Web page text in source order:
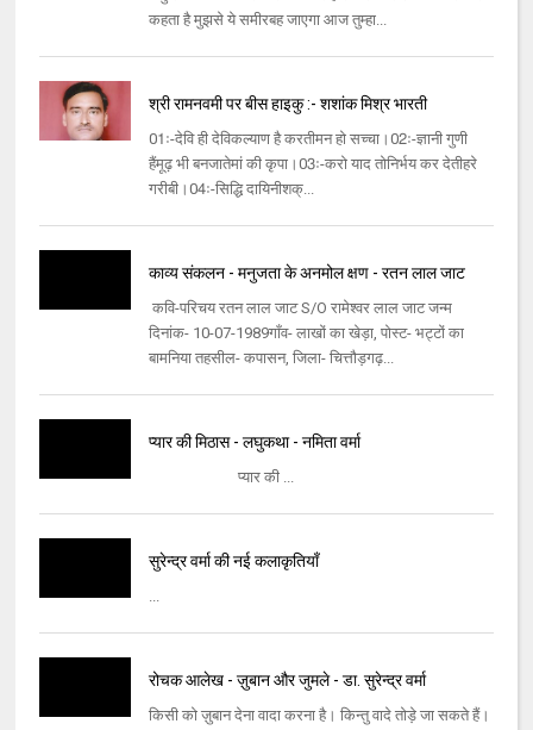
कहता है मुझसे ये समीरबह जाएगा आज तुम्हा...
श्री रामनवमी पर बीस हाइकु :- शशांक मिश्र भारती
01ः-देवि ही देविकल्याण है करतीमन हो सच्चा।​​02ः-ज्ञानी गुणी
हैंमूढ़ भी बनजातेमां की कृपा।​​03ः-करो याद तोनिर्भय कर देतीहरे
गरीबी।​​04ः-सिद्धि दायिनीशक्...
काव्य संकलन - मनुजता के अनमोल क्षण - रतन लाल जाट
कवि-परिचय रतन लाल जाट S/O रामेश्वर लाल जाट जन्म
दिनांक- 10-07-1989गाँव- लाखों का खेड़ा, पोस्ट- भट्टों का
बामनिया तहसील- कपासन, जिला- चित्तौड़गढ़...
प्यार की मिठास - लघुकथा - नमिता वर्मा
प्यार की ...
सुरेन्द्र वर्मा की नई कलाकृतियाँ
...
रोचक आलेख - ज़ुबान और जुमले - डा. सुरेन्द्र वर्मा
किसी को ज़ुबान देना वादा करना है। किन्तु वादे तोड़े जा सकते हैं।